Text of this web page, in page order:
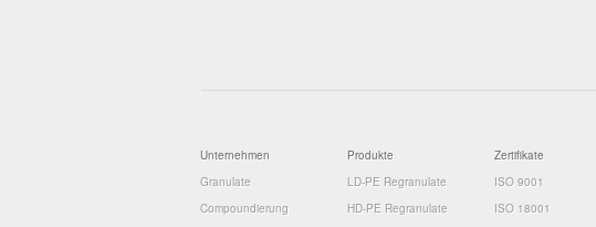
Unternehmen
Granulate
Compoundierung
Produkte
LD-PE Regranulate
HD-PE Regranulate
Zertifikate
ISO 9001
ISO 18001